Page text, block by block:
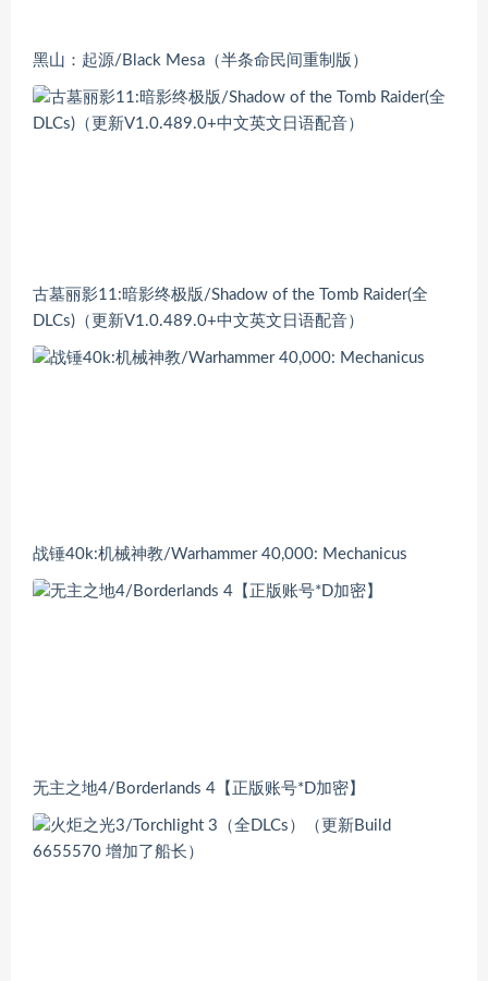
黑山：起源/Black Mesa（半条命民间重制版）
古墓丽影11:暗影终极版/Shadow of the Tomb Raider(全
DLCs)（更新V1.0.489.0+中文英文日语配音）
战锤40k:机械神教/Warhammer 40,000: Mechanicus
无主之地4/Borderlands 4【正版账号*D加密】